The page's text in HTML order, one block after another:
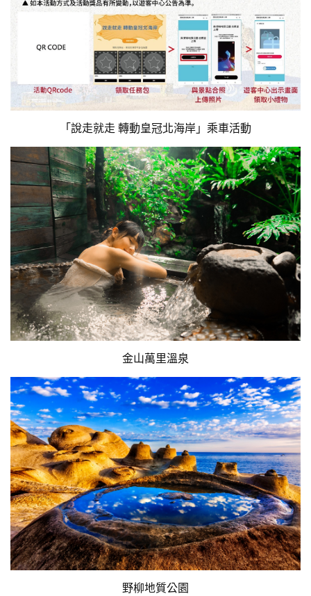
「說走就走 轉動皇冠北海岸」乘車活動
金山萬里溫泉
野柳地質公園